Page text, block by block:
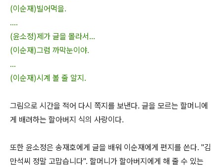
(이순재)빌어먹을.
....
(윤소정)제가 글을 몰라서...
(이순재)그럼 까막눈이야.
...
(이순재)시계 볼 줄 알지.
그림으로 시간을 적어 다시 쪽지를 보낸다. 글을 모르는 할머니에
게 배려하는 할아버지 식의 사랑이다.
또한 윤소정은 송재호에게 글을 배워 이순재에게 편지를 쓴다. "김
만석씨 정말 고맙습니다". 할머니가 할아버지에게 해 줄 수 있는